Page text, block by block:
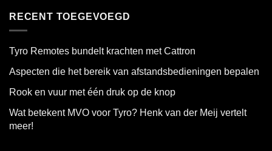
RECENT TOEGEVOEGD
Tyro Remotes bundelt krachten met Cattron
Aspecten die het bereik van afstandsbedieningen bepalen
Rook en vuur met één druk op de knop
Wat betekent MVO voor Tyro? Henk van der Meij vertelt
meer!